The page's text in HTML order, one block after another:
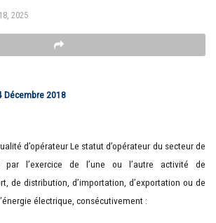
2025
Décembre 2018
d’opérateur Le statut d’opérateur du secteur de
par l’exercice de l’une ou l’autre activité de
de distribution, d’importation, d’exportation ou de
électrique, consécutivement :